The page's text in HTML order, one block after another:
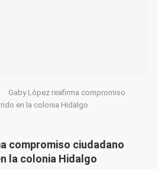
Gaby López reafirma compromiso
en la colonia Hidalgo
compromiso ciudadano
la colonia Hidalgo